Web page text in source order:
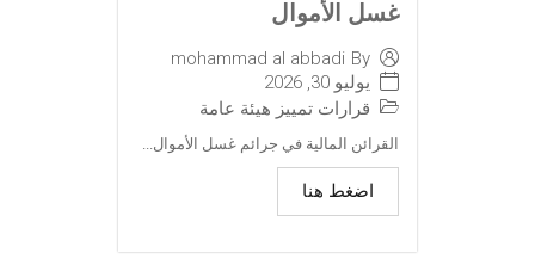
غسل الأموال
By
mohammad al abbadi
يوليو 30, 2026
قرارات تمييز هيئة عامة
القرائن المالية في جرائم غسل الأموال...
اضغط هنا